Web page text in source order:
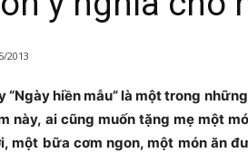
2013
“Ngày hiền mẫu” là một trong
này, ai cũng muốn tặng mẹ một
một bữa cơm ngon, một món ăn